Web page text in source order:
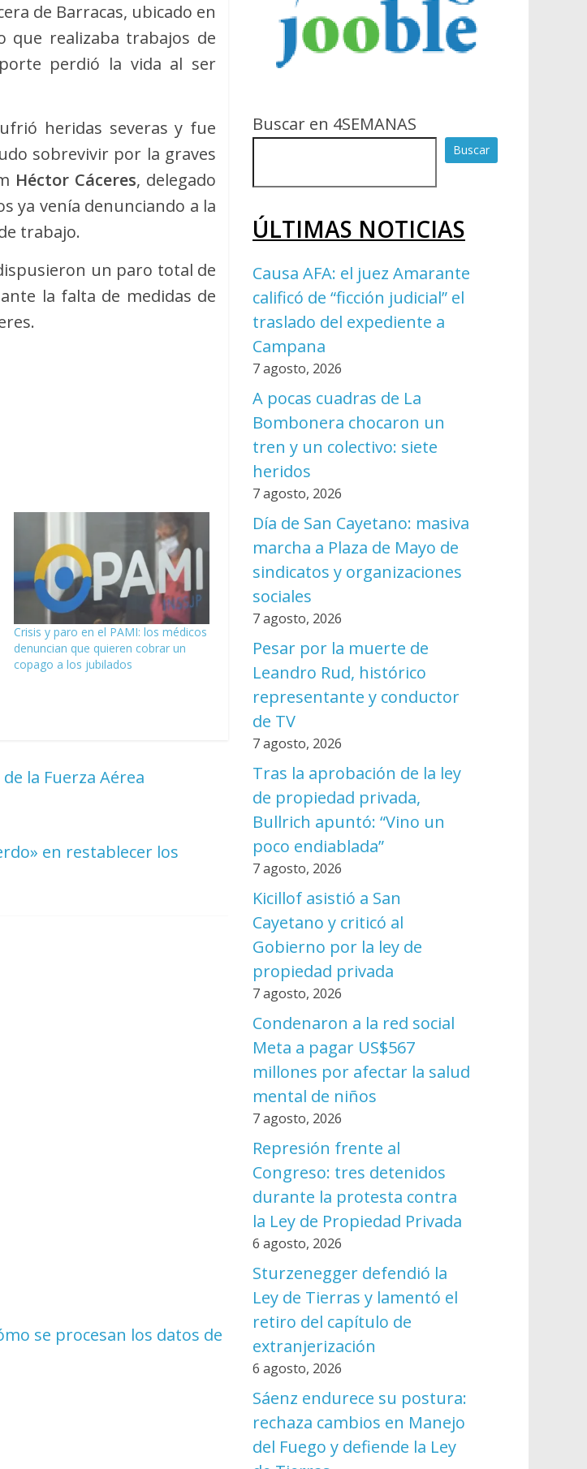
de Barracas, ubicado en
que realizaba trabajos de
perdió la vida al ser
heridas severas y fue
sobrevivir por la graves
Héctor Cáceres, delegado
ya venía denunciando a la
trabajo.
un paro total de
la falta de medidas de
Crisis y paro en el PAMI: los médicos
denuncian que quieren cobrar un
copago a los jubilados
la Fuerza Aérea
en restablecer los
se procesan los datos de
Buscar en 4SEMANAS
Buscar
ÚLTIMAS NOTICIAS
Causa AFA: el juez Amarante
calificó de “ficción judicial” el
traslado del expediente a
Campana
7 agosto, 2026
A pocas cuadras de La
Bombonera chocaron un
tren y un colectivo: siete
heridos
7 agosto, 2026
Día de San Cayetano: masiva
marcha a Plaza de Mayo de
sindicatos y organizaciones
sociales
7 agosto, 2026
Pesar por la muerte de
Leandro Rud, histórico
representante y conductor
de TV
7 agosto, 2026
Tras la aprobación de la ley
de propiedad privada,
Bullrich apuntó: “Vino un
poco endiablada”
7 agosto, 2026
Kicillof asistió a San
Cayetano y criticó al
Gobierno por la ley de
propiedad privada
7 agosto, 2026
Condenaron a la red social
Meta a pagar US$567
millones por afectar la salud
mental de niños
7 agosto, 2026
Represión frente al
Congreso: tres detenidos
durante la protesta contra
la Ley de Propiedad Privada
6 agosto, 2026
Sturzenegger defendió la
Ley de Tierras y lamentó el
retiro del capítulo de
extranjerización
6 agosto, 2026
Sáenz endurece su postura:
rechaza cambios en Manejo
del Fuego y defiende la Ley